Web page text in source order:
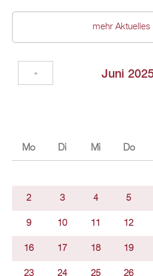
mehr Aktuelles
Juni
«
Mo Di Mi Do
2 3 4 5
9 10 11 12
16 17 18 19
23 24 25 26